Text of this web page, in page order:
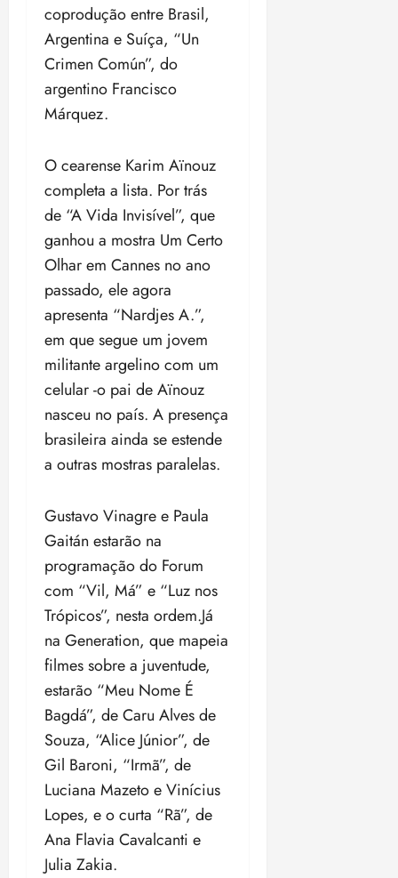
coprodução entre Brasil,
Argentina e Suíça, “Un
Crimen Común”, do
argentino Francisco
Márquez.
O cearense Karim Aïnouz
completa a lista. Por trás
de “A Vida Invisível”, que
ganhou a mostra Um Certo
Olhar em Cannes no ano
passado, ele agora
apresenta “Nardjes A.”,
em que segue um jovem
militante argelino com um
celular -o pai de Aïnouz
nasceu no país. A presença
brasileira ainda se estende
a outras mostras paralelas.
Gustavo Vinagre e Paula
Gaitán estarão na
programação do Forum
com “Vil, Má” e “Luz nos
Trópicos”, nesta ordem.Já
na Generation, que mapeia
filmes sobre a juventude,
estarão “Meu Nome É
Bagdá”, de Caru Alves de
Souza, “Alice Júnior”, de
Gil Baroni, “Irmã”, de
Luciana Mazeto e Vinícius
Lopes, e o curta “Rã”, de
Ana Flavia Cavalcanti e
Julia Zakia.